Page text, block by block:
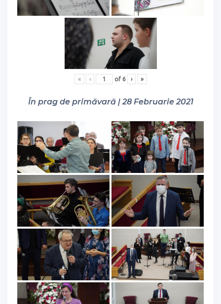
« ‹ of 6 › »
În prag de primăvară | 28 Februarie 2021